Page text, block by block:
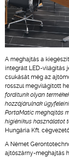
A meghajtás a
integrált LED-világítás
csukását még az
rosszul megvilágított
fordítunk olyan
hozzájárulnak
PortaMatic meghajtás
higiénikus használatot
Hungária Kft.
A Német
ajtószárny-meghajtás